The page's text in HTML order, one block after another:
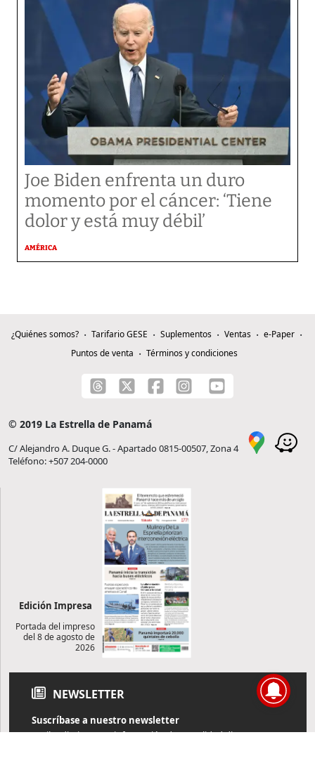
Joe Biden enfrenta un duro
momento por el cáncer: ‘Tiene
dolor y está muy débil’
AMÉRICA
¿Quiénes somos? Tarifario GESE Suplementos Ventas
e-Paper
Puntos de venta
Términos y condiciones
© 2019 La Estrella de Panamá
C/ Alejandro A. Duque G. - Apartado 0815-00507, Zona 4
Teléfono: +507 204-0000
Edición Impresa
Portada del impreso
del 8 de agosto de
2026
NEWSLETTER
Suscríbase a nuestro newsletter
Reciba diariamente información de actualidad directamente en